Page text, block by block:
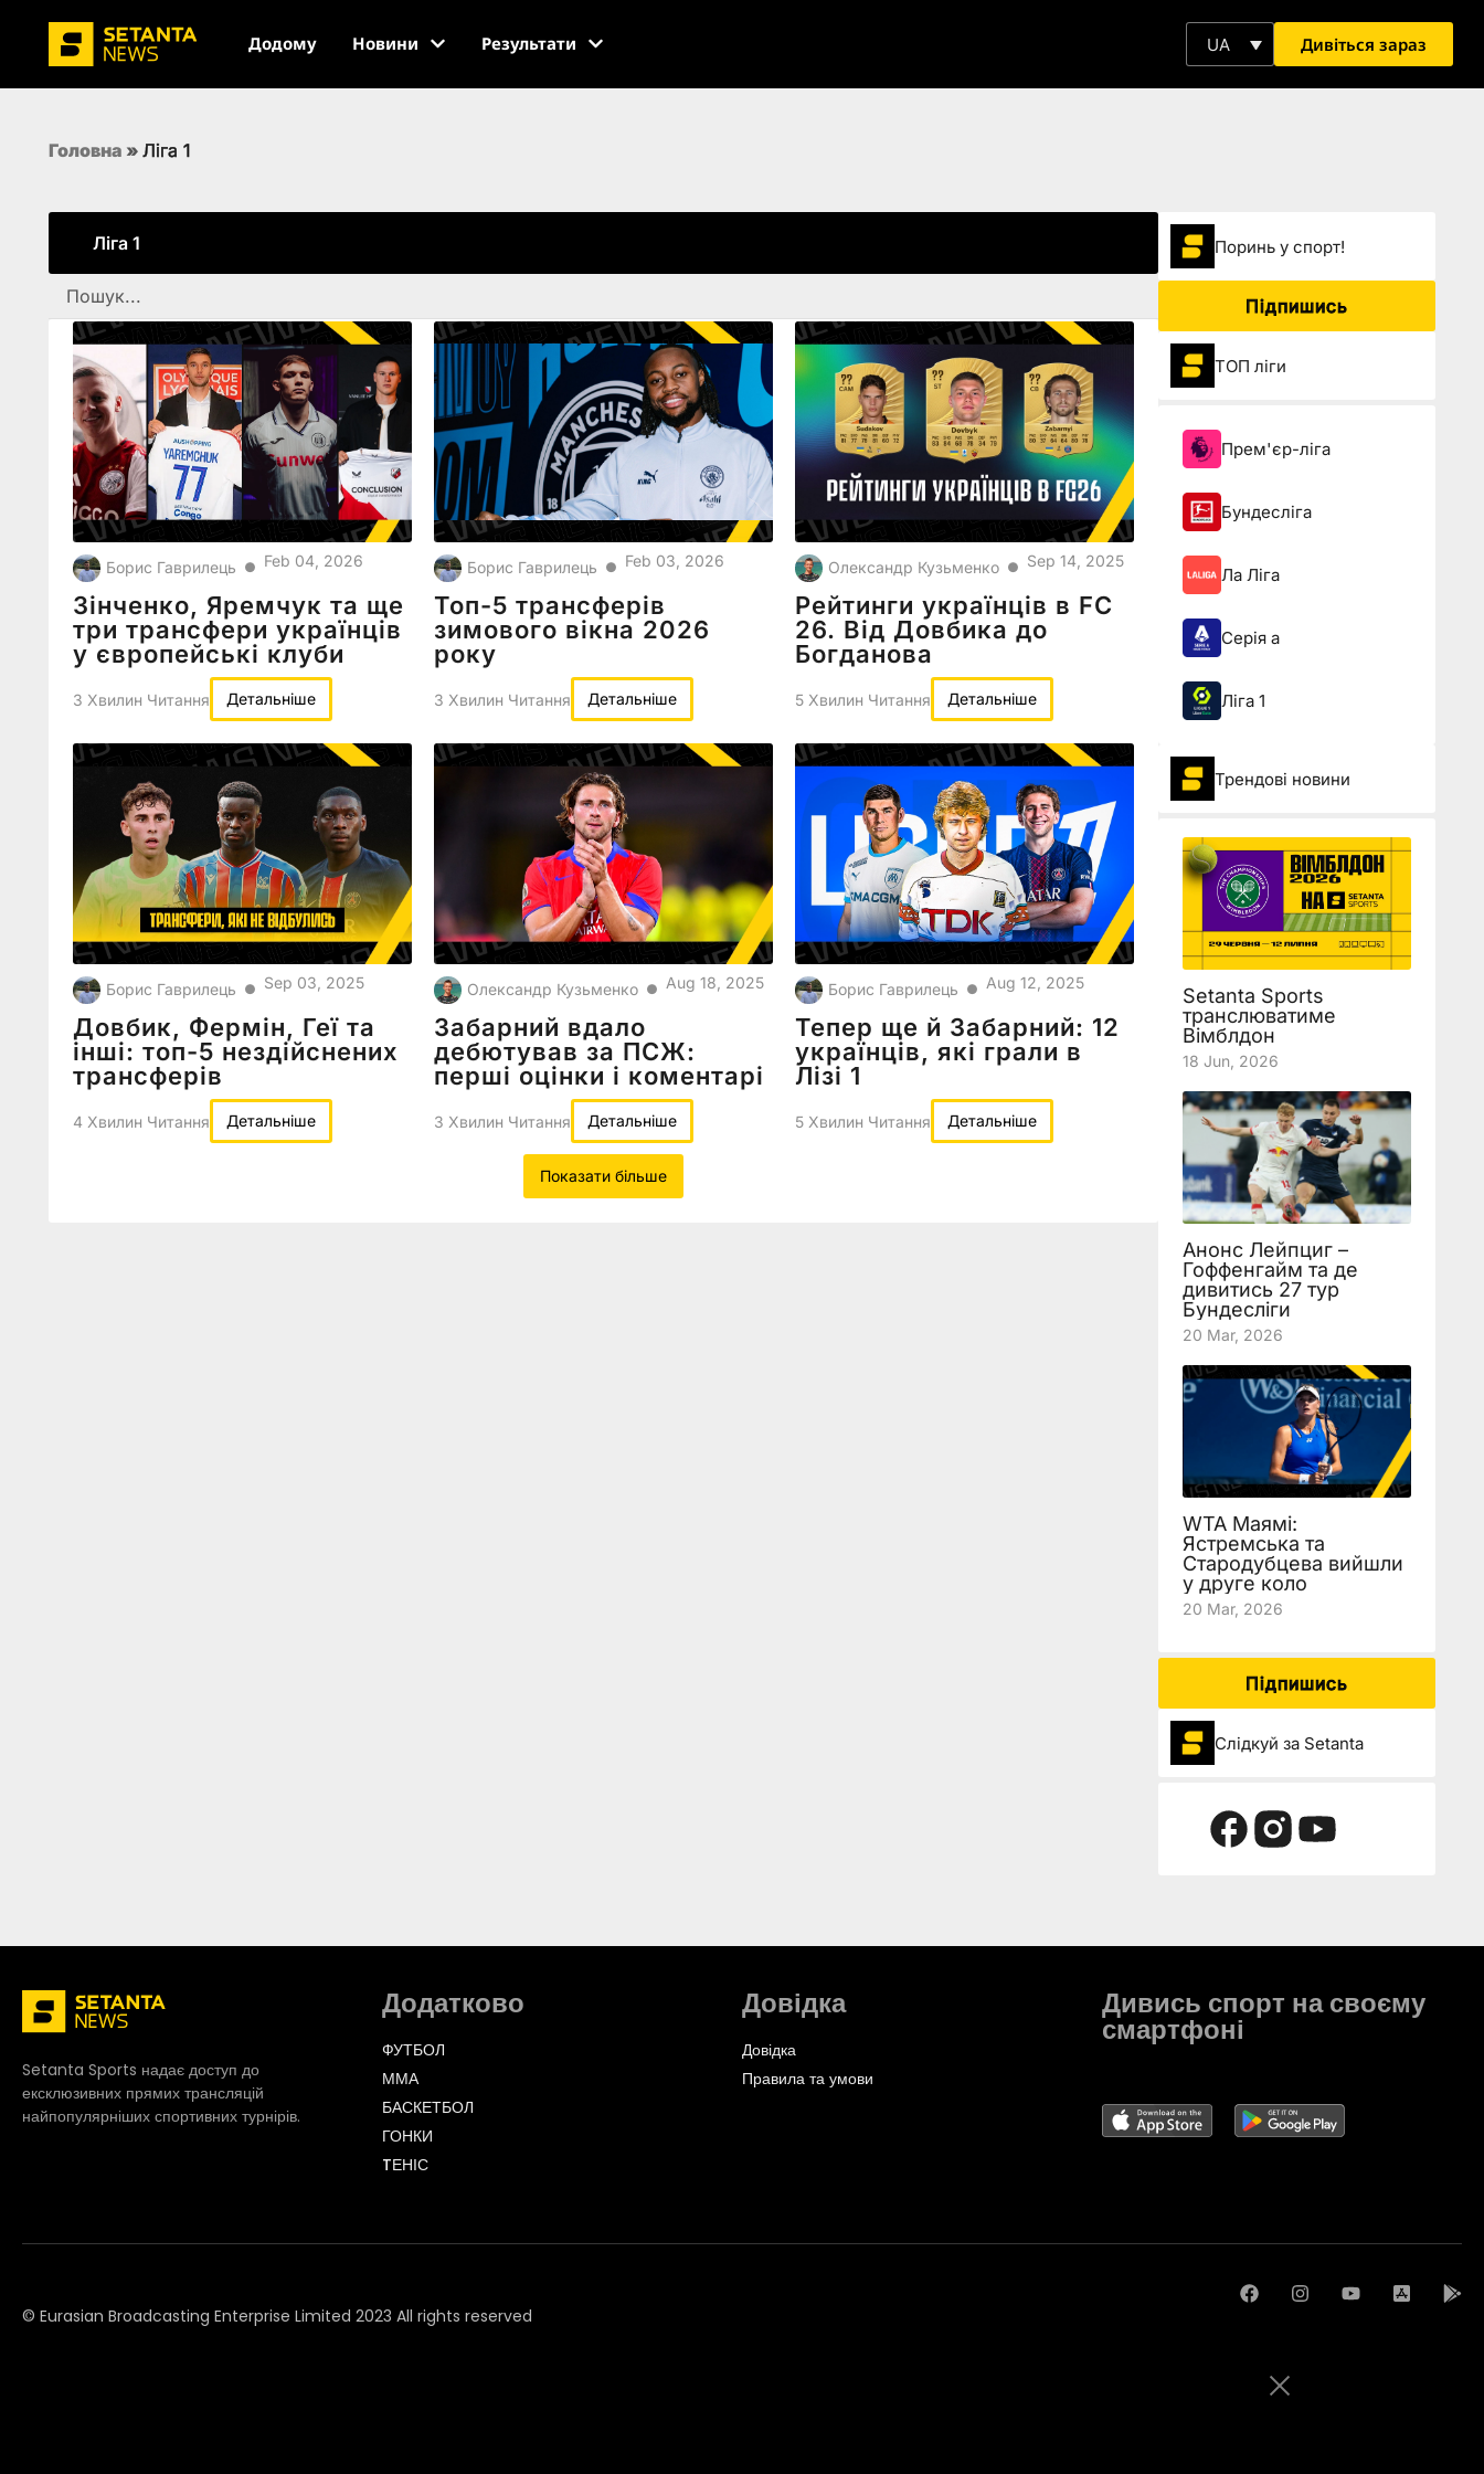
Додому Новини Результати UA Дивіться зараз
Головна » Ліга 1
Ліга 1
Борис Гаврилець ● Feb 04, 2026
Зінченко, Яремчук та ще
три трансфери українців
у європейські клуби
3 Хвилин Читання Детальніше
Борис Гаврилець ● Feb 03, 2026
Топ-5 трансферів
зимового вікна 2026
року
3 Хвилин Читання Детальніше
Олександр Кузьменко ● Sep 14, 2025
Рейтинги українців в FC
26. Від Довбика до
Богданова
5 Хвилин Читання Детальніше
Борис Гаврилець ● Sep 03, 2025
Довбик, Фермін, Геї та
інші: топ-5 нездійснених
трансферів
4 Хвилин Читання Детальніше
Олександр Кузьменко ● Aug 18, 2025
Забарний вдало
дебютував за ПСЖ:
перші оцінки і коментарі
3 Хвилин Читання Детальніше
Борис Гаврилець ● Aug 12, 2025
Тепер ще й Забарний: 12
українців, які грали в
Лізі 1
5 Хвилин Читання Детальніше
Показати більше
Поринь у спорт!
Підпишись
ТОП ліги
Прем'єр-ліга
Бундесліга
Ла Ліга
Серія а
Ліга 1
Трендові новини
Setanta Sports
транслюватиме
Вімблдон
18 Jun, 2026
Анонс Лейпциг –
Гоффенгайм та де
дивитись 27 тур
Бундесліги
20 Mar, 2026
WTA Маямі:
Ястремська та
Стародубцева вийшли
у друге коло
20 Mar, 2026
Підпишись
Слідкуй за Setanta
Setanta Sports надає доступ до
ексклюзивних прямих трансляцій
найпопулярніших спортивних турнірів.
Додатково
ФУТБОЛ
ММА
БАСКЕТБОЛ
ГОНКИ
TЕНІС
Довідка
Довідка
Правила та умови
Дивись спорт на своєму
смартфоні
© Eurasian Broadcasting Enterprise Limited 2023 All rights reserved